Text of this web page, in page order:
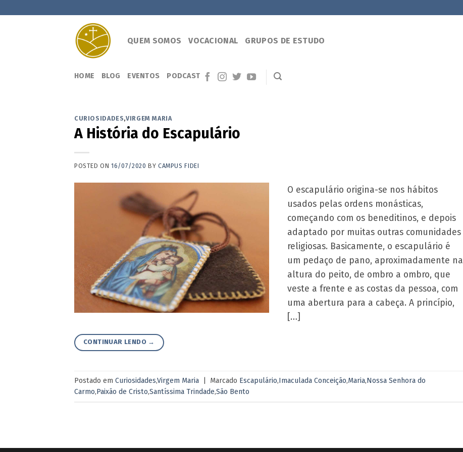
QUEM SOMOS VOCACIONAL GRUPOS DE ESTUDO
HOME BLOG EVENTOS PODCAST
CURIOSIDADES,VIRGEM MARIA
A História do Escapulário
POSTED ON16/07/2020 BY CAMPUS FIDEI
O escapulário origina-se nos hábitos
usados pelas ordens monásticas,
começando com os beneditinos, e depois
adaptado por muitas outras comunidades
religiosas. Basicamente, o escapulário é
um pedaço de pano, aproximadamente na
altura do peito, de ombro a ombro, que
veste a frente e as costas da pessoa, com
uma abertura para a cabeça. A princípio,
[…]
CONTINUAR LENDO →
Postado em Curiosidades,Virgem Maria Marcado Escapulário,Imaculada Conceição,Maria,Nossa Senhora do
Carmo,Paixão de Cristo,Santíssima Trindade,São Bento